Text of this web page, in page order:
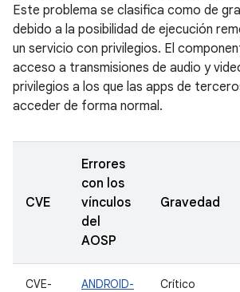
Este problema se clasifica como de
debido a la posibilidad de ejecución
un servicio con privilegios. El
acceso a transmisiones de audio y
privilegios a los que las apps de
acceder de forma normal.
CVE
Errores
con los
vínculos
del
AOSP
Gravedad
CVE-
ANDROID-
Crítico